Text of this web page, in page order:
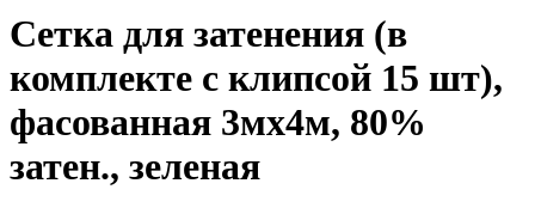
Сетка для затенения (в
комплекте с клипсой 15 шт),
фасованная 3мх4м, 80%
затен., зеленая